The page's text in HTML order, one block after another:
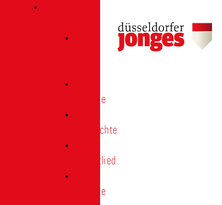
Termine
Geschichte
Heimatlied
Freunde